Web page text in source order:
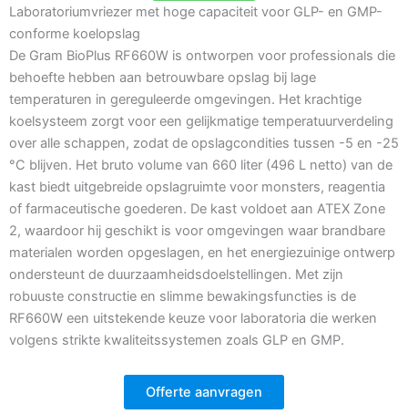
Laboratoriumvriezer met hoge capaciteit voor GLP- en GMP-
conforme koelopslag
De Gram BioPlus RF660W is ontworpen voor professionals die
behoefte hebben aan betrouwbare opslag bij lage
temperaturen in gereguleerde omgevingen. Het krachtige
koelsysteem zorgt voor een gelijkmatige temperatuurverdeling
over alle schappen, zodat de opslagcondities tussen -5 en -25
°C blijven. Het bruto volume van 660 liter (496 L netto) van de
kast biedt uitgebreide opslagruimte voor monsters, reagentia
of farmaceutische goederen. De kast voldoet aan ATEX Zone
2, waardoor hij geschikt is voor omgevingen waar brandbare
materialen worden opgeslagen, en het energiezuinige ontwerp
ondersteunt de duurzaamheidsdoelstellingen. Met zijn
robuuste constructie en slimme bewakingsfuncties is de
RF660W een uitstekende keuze voor laboratoria die werken
volgens strikte kwaliteitssystemen zoals GLP en GMP.
Offerte aanvragen